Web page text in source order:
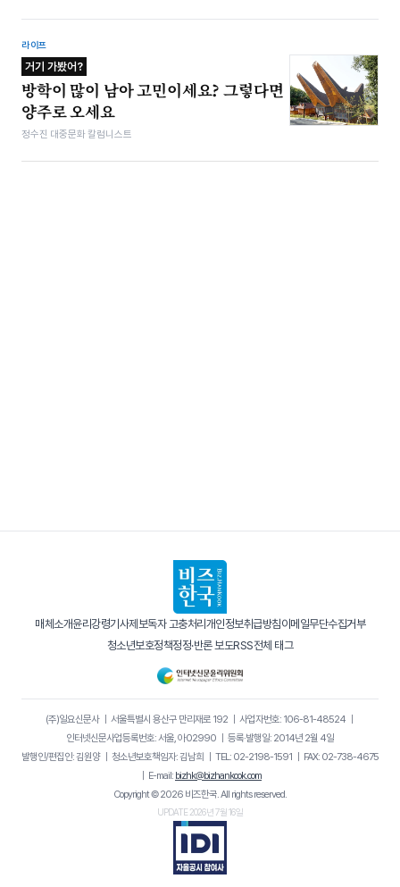
라이프
거기 가봤어?
방학이 많이 남아 고민이세요? 그렇다면
양주로 오세요
정수진 대중문화 칼럼니스트
매체소개윤리강령기사제보독자 고충처리 개인정보취급방침이메일무단수집거부
청소년보호정책정정·반론 보도RSS전체 태그
(주)일요신문사｜ 서울특별시 용산구 만리재로 192｜ 사업자번호: 106-81-48524｜
인터넷신문사업등록번호: 서울, 아02990
등록·발행일: 2014년 2월 4일
발행인/편집인: 김원양｜ 청소년보호책임자: 김남희 TEL: 02-2198-1591
FAX: 02-738-4675
E-mail: bizhk@bizhankook.com
Copyright © 2026 비즈한국. All rights reserved.
UPDATE 2026년 7월 16일